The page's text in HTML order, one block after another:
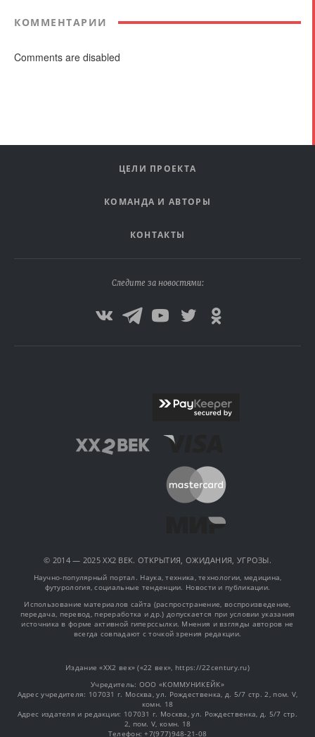
КОММЕНТАРИИ
Comments are disabled
ЦЕЛИ ПРОЕКТА
КОМАНДА И АВТОРЫ
КОНТАКТЫ
Следите за новостями:
© 2014 — 2025 XX2 ВЕК. ОТКРЫТИЯ, ОЖИДАНИЯ, УГРОЗЫ.
Научно-популярный портал. Наука, техника, технологии, медицина,
футурология, социальные тенденции. Новости и публикации.
Использование материалов сайта (распространение, воспроизведение,
передача, перевод, переработка и др.) допускается при условии указания
источника в форме активной гиперссылки. Мнения и взгляды авторов не
всегда совпадают с точкой зрения редакции.
Издание «XX2 век» («22 век», https://22century.ru)
Учредитель: OOO «КОММУНИКЕЙК»
Адрес учредителя: 107031 г. Москва, ул. Рождественка, д. 5/7 стр. 2, пом. V,
комн. 18
Адрес издателя и редакции: 107031 г. Москва, ул. Рождественка, д. 5/7 стр.
2, пом. V, комн. 18
Телефон: +7(977)948-21-08